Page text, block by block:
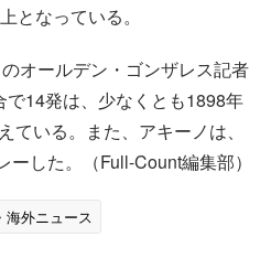
となっている。
オールデン・ゴンザレス記者
で14発は、少なくとも1898年
ている。また、アキーノは、
した。（Full-Count編集部）
海外ニュース